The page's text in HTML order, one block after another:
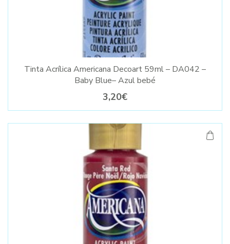
Tinta Acrílica Americana Decoart 59ml – DA042 –
Baby Blue– Azul bebé
3,20€